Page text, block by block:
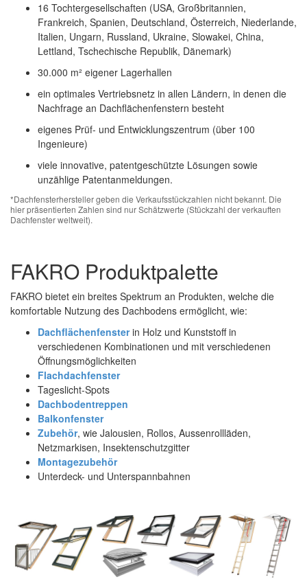
16 Tochtergesellschaften (USA, Großbritannien,
Frankreich, Spanien, Deutschland, Österreich, Niederlande,
Italien, Ungarn, Russland, Ukraine, Slowakei, China,
Lettland, Tschechische Republik, Dänemark)
30.000 m² eigener Lagerhallen
ein optimales Vertriebsnetz in allen Ländern, in denen die
Nachfrage an Dachflächenfenstern besteht
eigenes Prüf- und Entwicklungszentrum (über 100
Ingenieure)
viele innovative, patentgeschützte Lösungen sowie
unzählige Patentanmeldungen.
*Dachfensterhersteller geben die Verkaufsstückzahlen nicht bekannt. Die
hier präsentierten Zahlen sind nur Schätzwerte (Stückzahl der verkauften
Dachfenster weltweit).
FAKRO Produktpalette
FAKRO bietet ein breites Spektrum an Produkten, welche die
komfortable Nutzung des Dachbodens ermöglicht, wie:
Dachflächenfensterin Holz und Kunststoff in
verschiedenen Kombinationen und mit verschiedenen
Öffnungsmöglichkeiten
Flachdachfenster
Tageslicht-Spots
Dachbodentreppen
Balkonfenster
Zubehör, wie Jalousien, Rollos, Aussenrollläden,
Netzmarkisen, Insektenschutzgitter
Montagezubehör
Unterdeck- und Unterspannbahnen